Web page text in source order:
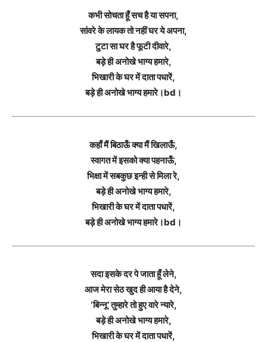
कभी सोचता हूँ सच है या सपना,
सांवरे के लायक तो नहीं घर ये अपना,
टुटा सा घर है फूटी दीवारे,
बड़े ही अनोखे भाग्य हमारे,
भिखारी के घर में दाता पधारें,
बड़े ही अनोखे भाग्य हमारे।bd।
कहाँ मैं बिठाऊँ क्या मैं खिलाऊँ,
स्वागत में इसको क्या पहनाऊँ,
भिक्षा में सबकुछ इन्ही से मिला रे,
बड़े ही अनोखे भाग्य हमारे,
भिखारी के घर में दाता पधारें,
बड़े ही अनोखे भाग्य हमारे।bd।
सदा इसके दर पे जाता हूँ लेने,
आज मेरा सेठ खुद ही आया है देने,
‘बिन्नू’ तुम्हारे तो हुए वारे न्यारे,
बड़े ही अनोखे भाग्य हमारे,
भिखारी के घर में दाता पधारें,